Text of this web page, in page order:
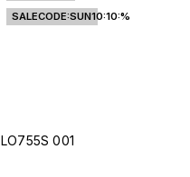
SALECODE:SUN10:10:%
LO755S 001